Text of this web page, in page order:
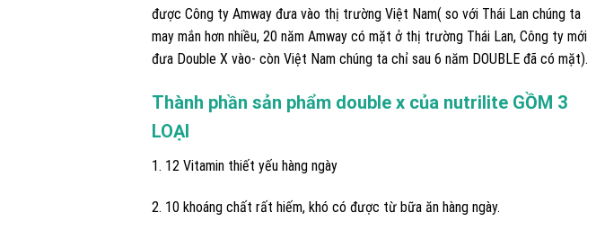
được Công ty Amway đưa vào thị trường Việt Nam( so với Thái Lan chúng ta
may mắn hơn nhiều, 20 năm Amway có mặt ở thị trường Thái Lan, Công ty mới
đưa Double X vào- còn Việt Nam chúng ta chỉ sau 6 năm DOUBLE đã có mặt).
Thành phần sản phẩm double x của nutrilite GỒM 3
LOẠI
1. 12 Vitamin thiết yếu hàng ngày
2. 10 khoáng chất rất hiếm, khó có được từ bữa ăn hàng ngày.